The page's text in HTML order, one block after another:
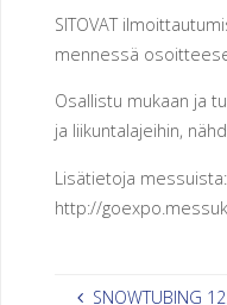
IL
US
EU
RA
H
SITOVAT
mennessä
Osallistu mukaan ja
ja liikuntalajeihin,
Lisätietoja messuista:
http://
SNOWTUBING